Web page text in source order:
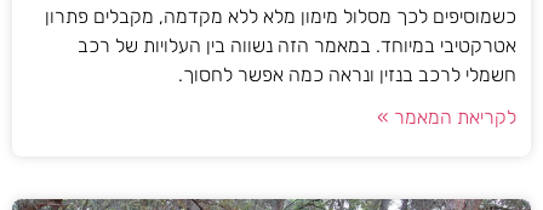
כשמוסיפים לכך מסלול מימון מלא ללא מקדמה, מקבלים פתרון
אטרקטיבי במיוחד. במאמר הזה נשווה בין העלויות של רכב
חשמלי לרכב בנזין ונראה כמה אפשר לחסוך.
לקריאת המאמר »